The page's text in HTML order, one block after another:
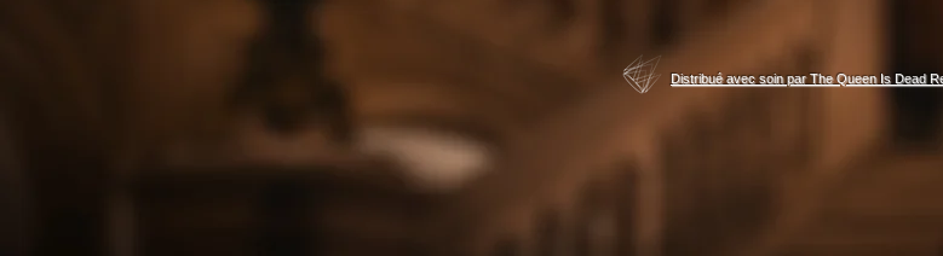
Distribué avec soin par The Queen Is Dead